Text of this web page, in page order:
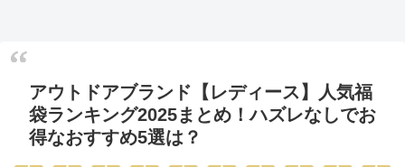
アウトドアブランド【レディース】人気福
袋ランキング2025まとめ！ハズレなしでお
得なおすすめ5選は？